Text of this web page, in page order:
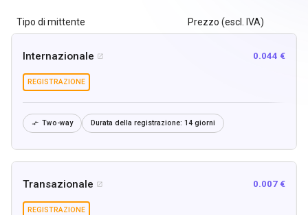
Tipo di mittente Prezzo (escl. IVA)
Internazionale  0.044 €
REGISTRAZIONE
 Two-way Durata della registrazione: 14 giorni
Transazionale  0.007 €
REGISTRAZIONE